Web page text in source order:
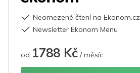
Neomezené čtení na Ekonom.cz
Newsletter Ekonom Menu
od 1788 Kč / měsíc